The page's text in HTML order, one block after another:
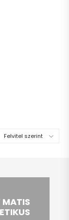
MATIS